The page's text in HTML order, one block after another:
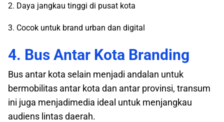
2. Daya jangkau tinggi di pusat kota
3. Cocok untuk brand urban dan digital
4. Bus Antar Kota Branding
Bus antar kota selain menjadi andalan untuk
bermobilitas antar kota dan antar provinsi, transum
ini juga menjadimedia ideal untuk menjangkau
audiens lintas daerah.